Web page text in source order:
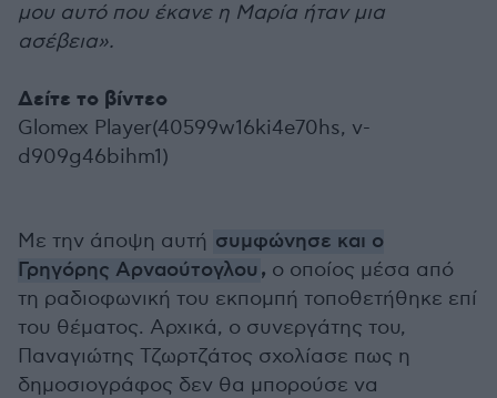
μου αυτό που έκανε η Μαρία ήταν μια
ασέβεια».
Δείτε το βίντεο
Glomex Player(40599w16ki4e70hs, v-
d909g46bihm1)
Με την άποψη αυτή συμφώνησε και ο
Γρηγόρης Αρναούτογλου , ο οποίος μέσα από
τη ραδιοφωνική του εκπομπή τοποθετήθηκε επί
του θέματος. Αρχικά, ο συνεργάτης του,
Παναγιώτης Τζωρτζάτος σχολίασε πως η
δημοσιογράφος δεν θα μπορούσε να